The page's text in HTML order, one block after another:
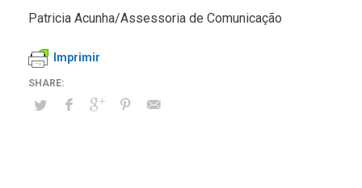
Patricia Acunha/Assessoria de Comunicação
Imprimir